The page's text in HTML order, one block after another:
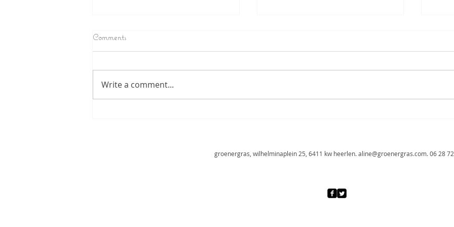
niet vaccineren. zo, dat is eruit.
Comments
Write a comment...
groenergras, wilhelminaplein 25, 6411 kw heerlen.aline@groenergras.com. 06 28